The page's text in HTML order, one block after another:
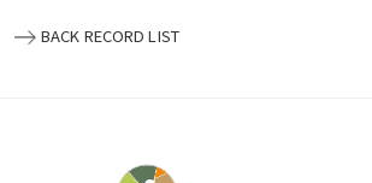
BACK RECORD LIST